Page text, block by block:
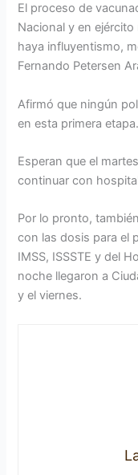
El proceso de
Nacional y en
haya influyentismo,
Fernando Petersen
Afirmó que ningún
en esta primera etapa.
Esperan que el
continuar con
Por lo pronto,
con las dosis para el
IMSS, ISSSTE y del
noche llegaron a
y el viernes.